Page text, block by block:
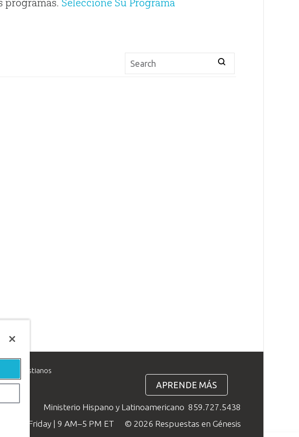
programas. Seleccione Su Programa
a los cristianos
APRENDE MÁS
Ministerio Hispano y Latinoamericano 859.727.5438
| 9 AM–5 PM ET
© 2026 Respuestas en Génesis